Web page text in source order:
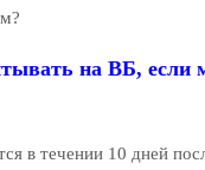
на ВБ, если
в течении 10 дней